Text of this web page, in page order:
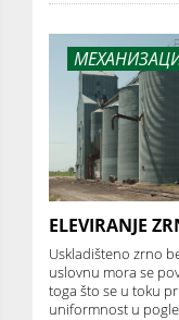
ELEVIRANJE
Uskladišteno zrno
uslovnu mora se
toga što se u toku
uniformnost u